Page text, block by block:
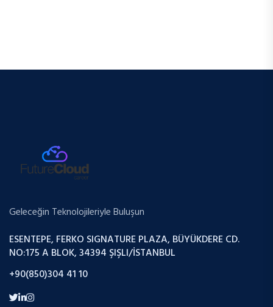
Geleceğin Teknolojileriyle Buluşun
ESENTEPE, FERKO SIGNATURE PLAZA, BÜYÜKDERE CD.
NO:175 A BLOK, 34394 ŞIŞLI/İSTANBUL
+90(850)304 41 10